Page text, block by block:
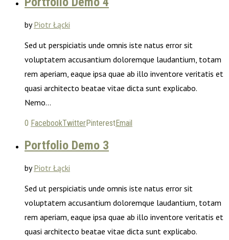
byPiotr Łącki
Sed ut perspiciatis unde omnis iste natus error sit
voluptatem accusantium doloremque laudantium, totam
rem aperiam, eaque ipsa quae ab illo inventore veritatis et
quasi architecto beatae vitae dicta sunt explicabo.
Nemo…
0 FacebookTwitterPinterestEmail
Portfolio Demo 3
byPiotr Łącki
Sed ut perspiciatis unde omnis iste natus error sit
voluptatem accusantium doloremque laudantium, totam
rem aperiam, eaque ipsa quae ab illo inventore veritatis et
quasi architecto beatae vitae dicta sunt explicabo.